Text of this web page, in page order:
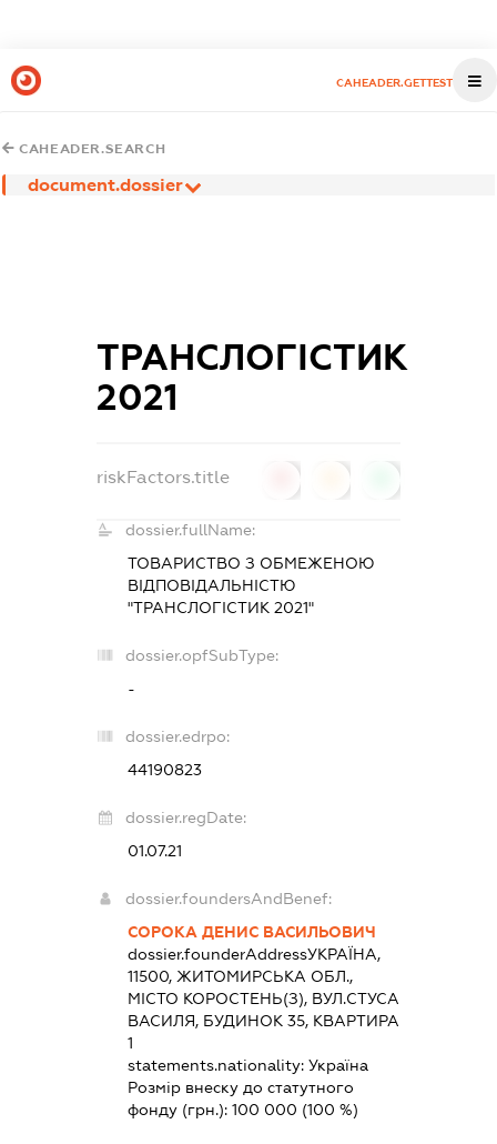
CAHEADER.GETTEST
CAHEADER.SEARCH
document.dossier
ТРАНСЛОГІСТИК
2021
riskFactors.title
dossier.fullName:
ТОВАРИСТВО З ОБМЕЖЕНОЮ
ВІДПОВІДАЛЬНІСТЮ
"ТРАНСЛОГІСТИК 2021"
dossier.opfSubType:
-
dossier.edrpo:
44190823
dossier.regDate:
01.07.21
dossier.foundersAndBenef:
СОРОКА ДЕНИС ВАСИЛЬОВИЧ
dossier.founderAddressУКРАЇНА,
11500, ЖИТОМИРСЬКА ОБЛ.,
МІСТО КОРОСТЕНЬ(З), ВУЛ.СТУСА
ВАСИЛЯ, БУДИНОК 35, КВАРТИРА
1
statements.nationality: Україна
Розмір внеску до статутного
фонду (грн.): 100 000 (100 %)